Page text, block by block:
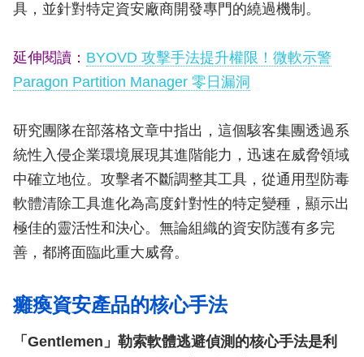
具，並針對特定資安廠商開發專門的繞過機制。
延伸閱讀： BYOVD 攻擊手法提升權限！微軟示警
Paragon Partition Manager 零日漏洞
研究團隊在部落格文章中指出，這個駭客集團透過系
統性入侵企業環境展現其進階能力，迅速在威脅領域
中確立地位。攻擊者不斷調整其工具，從通用型防毒
軟體清除工具進化為高度針對性的特定變種，顯示出
極佳的靈活性和決心。無論組織的資安防護有多完
善，都將面臨此重大威脅。
癱瘓資安產品的核心手法
「Gentlemen」勒索軟體逃避偵測的核心手法是利